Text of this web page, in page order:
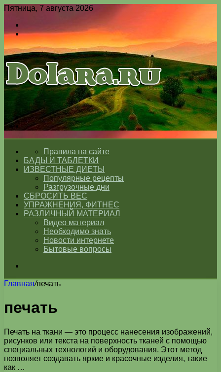
Пятница, 7 августа 2026
Switch
skin
Меню
Switch
ГЛАВНАЯПравила на сайте
БАДЫ И ТАБЛЕТКИ
ИЗВЕСТНЫЕ ДИЕТЫ
Популярные рецепты
Разгрузочные дни
СБРОСИТЬ ВЕС
УПРАЖНЕНИЯ, ФИТНЕС
РАЗЛИЧНЫЙ МАТЕРИАЛ
Видео материал
Необходимо знать
Новости интернете
Бытовые вопросы
Главная/печать
печать
Печать на ткани — это процесс нанесения изображений,
рисунков или текста на поверхность тканей с помощью
специальных технологий и оборудования. Этот метод
позволяет создавать яркие и красочные изделия, такие
как …